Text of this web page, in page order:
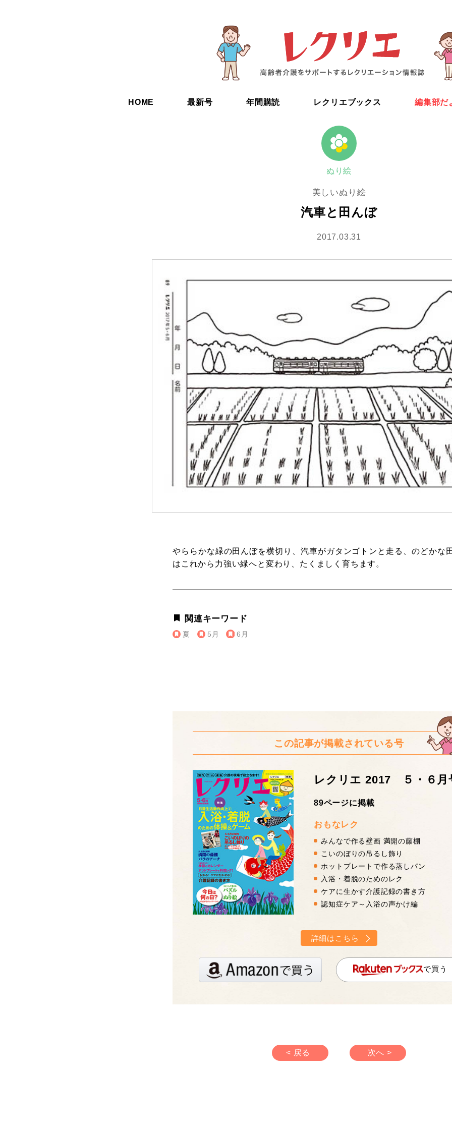
HOME 最新号 年間購読 レクリエブックス 編集部だ
ぬり絵
美しいぬり絵
汽車と田んぼ
2017.03.31
やららかな緑の田んぼを横切り、汽車がガタンゴトンと走る、のどかな
はこれから力強い緑へと変わり、たくましく育ちます。
関連キーワード
夏 5月 6月
この記事が掲載されている号
レクリエ 2017 ５・６月
89ページに掲載
おもなレク
みんなで作る壁画 満開の藤棚
こいのぼりの吊るし飾り
ホットプレートで作る蒸しパン
入浴・着脱のためのレク
ケアに生かす介護記録の書き方
認知症ケア～入浴の声かけ編
詳細はこちら
で買う
< 戻る 次へ >